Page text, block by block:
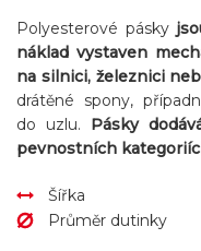
Polyesterové pásky
náklad vystaven
na silnici, železnici
drátěné spony,
do uzlu. Pásky
pevnostních
Šířka
Průměr dutinky